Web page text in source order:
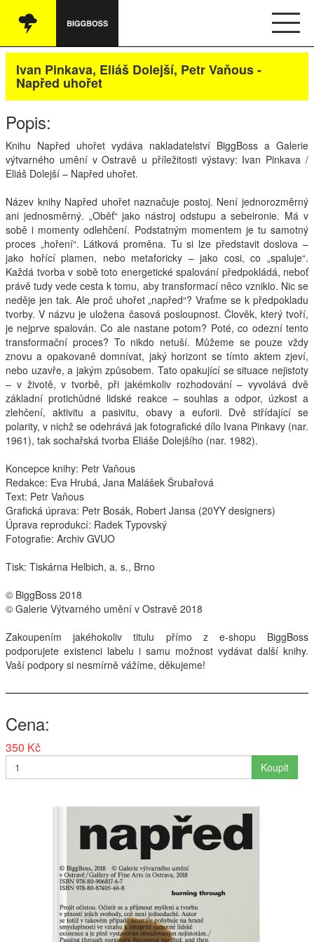
Vše
Audio
Oblečení
Knihy
Ostatní
English
Obchodní podmínky
Kontakt
Interpreti
Ivan Pinkava, Eliáš Dolejší, Petr Vaňous -
Napřed uhořet
Popis:
Knihu Napřed uhořet vydáva nakladatelství BiggBoss a Galerie
výtvarného umění v Ostravě u příležitosti výstavy: Ivan Pinkava /
Eliáš Dolejší – Napřed uhořet.
Název knihy Napřed uhořet naznačuje postoj. Není jednorozměrný
ani jednosměrný. „Oběť“ jako nástroj odstupu a sebeironie. Má v
sobě i momenty odlehčení. Podstatným momentem je tu samotný
proces „hoření“. Látková proměna. Tu si lze představit doslova –
jako hořící plamen, nebo metaforicky – jako cosi, co „spaluje“.
Každá tvorba v sobě toto energetické spalování předpokládá, neboť
právě tudy vede cesta k tomu, aby transformací něco vzniklo. Nic se
neděje jen tak. Ale proč uhořet „napřed“? Vraťme se k předpokladu
tvorby. V názvu je uložena časová posloupnost. Člověk, který tvoří,
je nejprve spalován. Co ale nastane potom? Poté, co odezní tento
transformační proces? To nikdo netuší. Můžeme se pouze vždy
znovu a opakovaně domnívat, jaký horizont se tímto aktem zjeví,
nebo uzavře, a jakým způsobem. Tato opakující se situace nejistoty
– v životě, v tvorbě, při jakémkoliv rozhodování – vyvolává dvě
základní protichůdné lidské reakce – souhlas a odpor, úzkost a
zlehčení, aktivitu a pasivitu, obavy a euforii. Dvě střídající se
polarity, v nichž se odehrává jak fotografické dílo Ivana Pinkavy (nar.
1961), tak sochařská tvorba Eliáše Dolejšího (nar. 1982).
Koncepce knihy: Petr Vaňous
Redakce: Eva Hrubá, Jana Malášek Šrubařová
Text: Petr Vaňous
Grafická úprava: Petr Bosák, Robert Jansa (20YY designers)
Úprava reprodukcí: Radek Typovský
Fotografie: Archiv GVUO
Tisk: Tiskárna Helbich, a. s., Brno
© BiggBoss 2018
© Galerie Výtvarného umění v Ostravě 2018
Zakoupením jakéhokoliv titulu přímo z e-shopu BiggBoss
podporujete existenci labelu i samu možnost vydávat další knihy.
Vaší podpory si nesmírně vážíme, děkujeme!
Cena
350 Kč
Koupit